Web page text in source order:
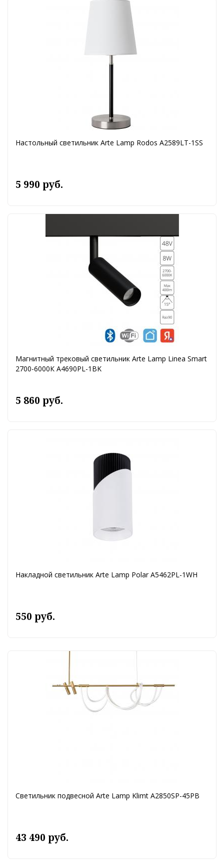
Настольный светильник Arte Lamp Rodos A2589LT-1SS
5 990 руб.
Магнитный трековый светильник Arte Lamp Linea Smart
2700-6000К A4690PL-1BK
5 860 руб.
Накладной светильник Arte Lamp Polar A5462PL-1WH
550 руб.
Светильник подвесной Arte Lamp Klimt A2850SP-45PB
43 490 руб.